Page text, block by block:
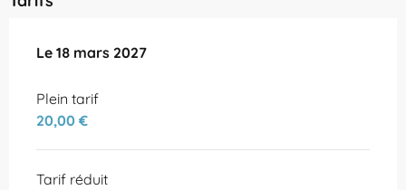
Le 18 mars 2027
Le 18 mars 2027
Plein tarif
20,00 €
Tarif réduit